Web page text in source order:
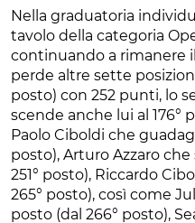
Nella graduatoria
tavolo della categoria
continuando a rimanere
perde altre sette
posto) con 252 punti, lo
scende anche lui al 176°
Paolo Ciboldi che
posto), Arturo Azzaro che
251° posto), Riccardo
265° posto), così come
posto (dal 266° posto),